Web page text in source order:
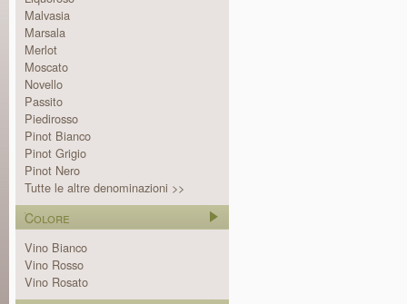
Malvasia
Marsala
Merlot
Moscato
Novello
Passito
Piedirosso
Pinot Bianco
Pinot Grigio
Pinot Nero
Tutte le altre denominazioni >>
Colore
Vino Bianco
Vino Rosso
Vino Rosato